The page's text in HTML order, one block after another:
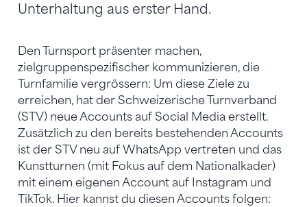
Unterhaltung aus erster Hand.
Den Turnsport präsenter machen,
zielgruppenspezifischer kommunizieren, die
Turnfamilie vergrössern: Um diese Ziele zu
erreichen, hat der Schweizerische Turnverband
(STV) neue Accounts auf Social Media erstellt.
Zusätzlich zu den bereits bestehenden Accounts
ist der STV neu auf WhatsApp vertreten und das
Kunstturnen (mit Fokus auf dem Nationalkader)
mit einem eigenen Account auf Instagram und
TikTok. Hier kannst du diesen Accounts folgen: